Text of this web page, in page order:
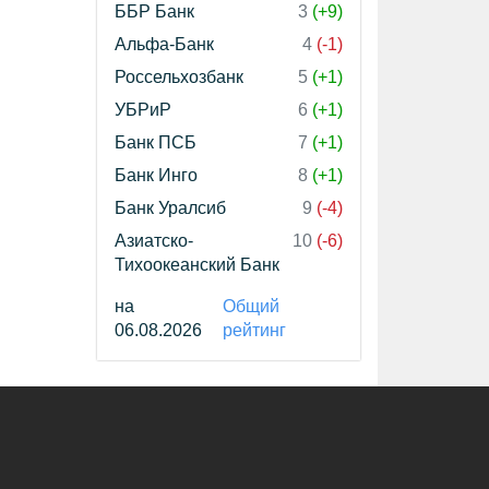
ББР Банк
3 (+9)
Альфа-Банк
4 (-1)
Россельхозбанк
5 (+1)
УБРиР
6 (+1)
Банк ПСБ
7 (+1)
Банк Инго
8 (+1)
Банк Уралсиб
9 (-4)
Азиатско-
Тихоокеанский Банк
10 (-6)
на
06.08.2026
Общий
рейтинг